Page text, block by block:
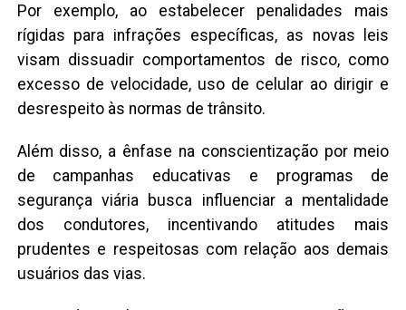
Por exemplo, ao estabelecer penalidades mais
rígidas para infrações específicas, as novas leis
visam dissuadir comportamentos de risco, como
excesso de velocidade, uso de celular ao dirigir e
desrespeito às normas de trânsito.
Além disso, a ênfase na conscientização por meio
de campanhas educativas e programas de
segurança viária busca influenciar a mentalidade
dos condutores, incentivando atitudes mais
prudentes e respeitosas com relação aos demais
usuários das vias.